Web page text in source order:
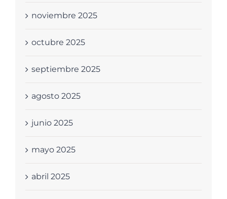
noviembre 2025
octubre 2025
septiembre 2025
agosto 2025
junio 2025
mayo 2025
abril 2025